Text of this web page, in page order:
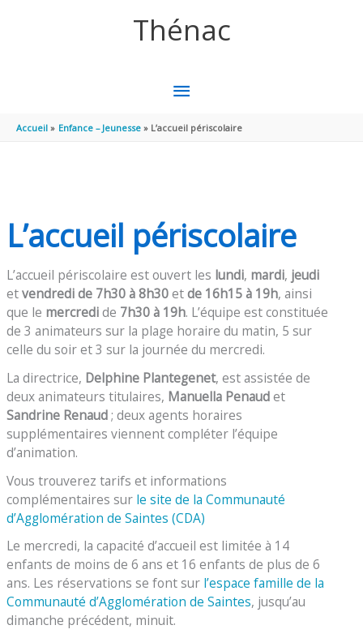
Thénac
MENU
PRINCIPAL
Accueil Enfance – Jeunesse L’accueil périscolaire
L’accueil périscolaire
L’accueil périscolaire est ouvert les lundi, mardi, jeudi
etvendredide 7h30 à 8h30etde 16h15 à 19h, ainsi
que le mercredide 7h30 à 19h. L’équipe est constituée
de 3 animateurs sur la plage horaire du matin, 5 sur
celle du soir et 3 sur la journée du mercredi.
La directrice, Delphine Plantegenet, est assistée de
deux animateurs titulaires, Manuella Penaudet
Sandrine Renaud; deux agents horaires
supplémentaires viennent compléter l’équipe
d’animation.
Vous trouverez tarifs et informations
complémentaires sur le site de la Communauté
d’Agglomération de Saintes (CDA)
Le mercredi, la capacité d’accueil est limitée à 14
enfants de moins de 6 ans et 16 enfants de plus de 6
ans. Les réservations se font sur l’espace famille de la
Communauté d’Agglomération de Saintes, jusqu’au
dimanche précédent, minuit.